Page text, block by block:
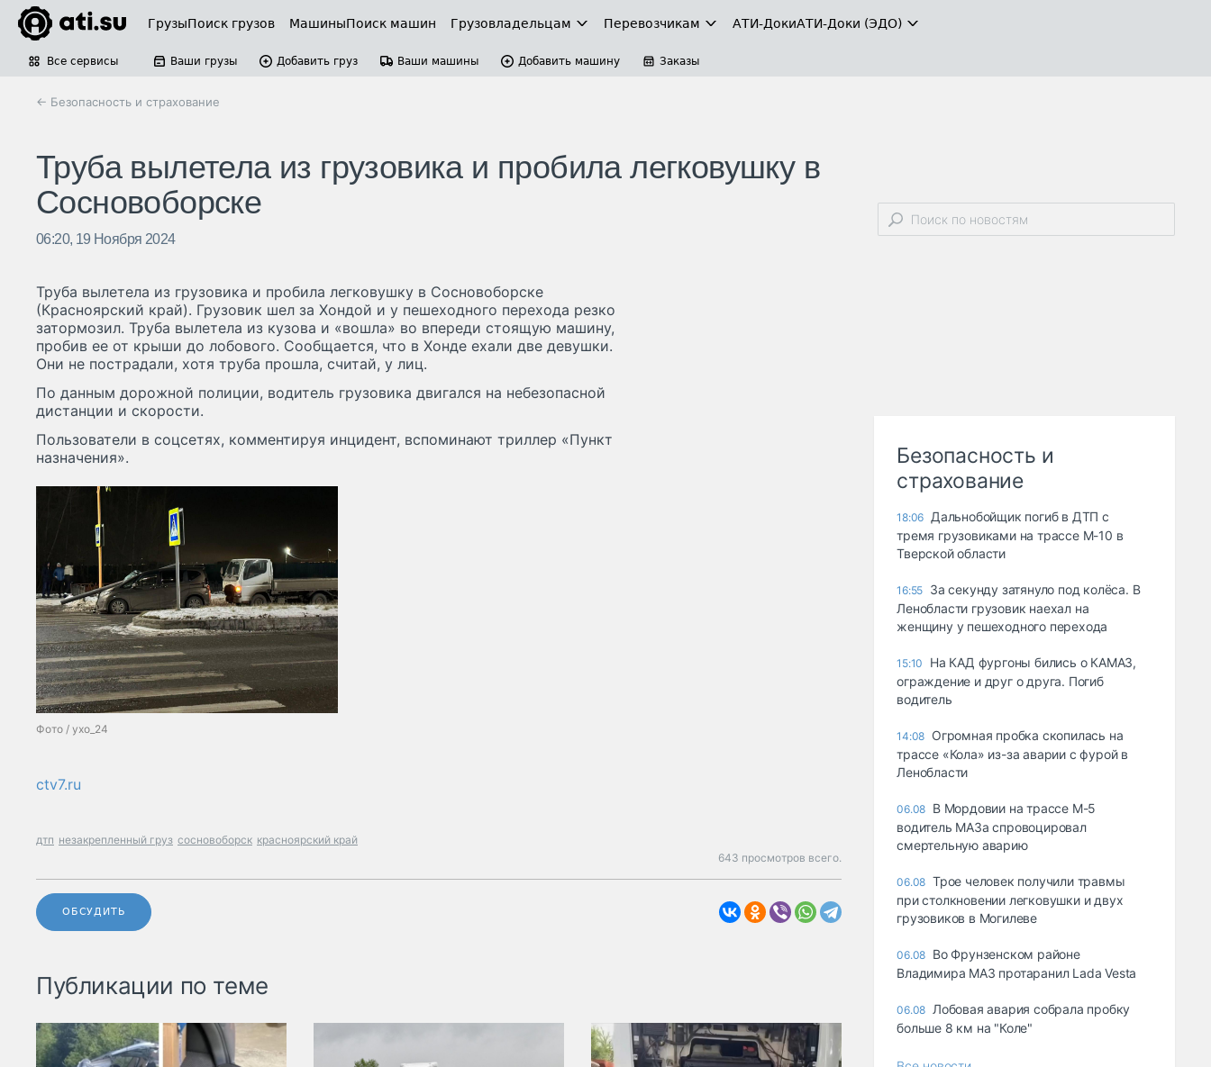
ГрузыПоиск грузов МашиныПоиск машин Грузовладельцам Перевозчикам АТИ-ДокиАТИ-Доки (ЭДО)
Все сервисы Ваши грузы Добавить груз Ваши машины Добавить машину Заказы
← Безопасность и страхование
Труба вылетела из грузовика и пробила легковушку в
Сосновоборске
06:20, 19 Ноября 2024
Труба вылетела из грузовика и пробила легковушку в Сосновоборске
(Красноярский край). Грузовик шел за Хондой и у пешеходного перехода резко
затормозил. Труба вылетела из кузова и «вошла» во впереди стоящую машину,
пробив ее от крыши до лобового. Сообщается, что в Хонде ехали две девушки.
Они не пострадали, хотя труба прошла, считай, у лиц.
По данным дорожной полиции, водитель грузовика двигался на небезопасной
дистанции и скорости.
Пользователи в соцсетях, комментируя инцидент, вспоминают триллер «Пункт
назначения».
Фото / ухо_24
ctv7.ru
дтп незакрепленный груз сосновоборск красноярский край
643 просмотров всего.
ОБСУДИТЬ
Публикации по теме
Безопасность и
страхование
18:06 Дальнобойщик погиб в ДТП с
тремя грузовиками на трассе М-10 в
Тверской области
16:55 За секунду затянуло под колёса. В
Ленобласти грузовик наехал на
женщину у пешеходного перехода
15:10
На КАД фургоны бились о КАМАЗ,
ограждение и друг о друга. Погиб
водитель
14:08 Огромная пробка скопилась на
трассе «Кола» из-за аварии с фурой в
Ленобласти
06.08 В Мордовии на трассе М-5
водитель МАЗа спровоцировал
смертельную аварию
06.08 Трое человек получили травмы
при столкновении легковушки и двух
грузовиков в Могилеве
06.08 Во Фрунзенском районе
Владимира МАЗ протаранил Lada Vesta
06.08 Лобовая авария собрала пробку
больше 8 км на "Коле"